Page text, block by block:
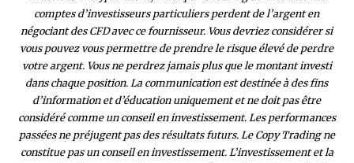
comptes d’investisseurs particuliers perdent de l’argent en
négociant des CFD avec ce fournisseur. Vous devriez considérer si
vous pouvez vous permettre de prendre le risque élevé de perdre
votre argent. Vous ne perdrez jamais plus que le montant investi
dans chaque position. La communication est destinée à des fins
d’information et d’éducation uniquement et ne doit pas être
considéré comme un conseil en investissement. Les performances
passées ne préjugent pas des résultats futurs. Le Copy Trading ne
constitue pas un conseil en investissement. L’investissement et la